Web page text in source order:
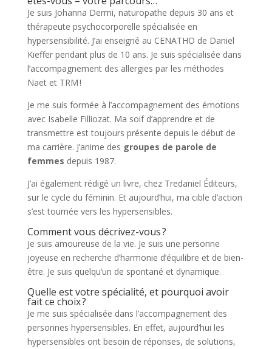
Je suis Johanna Dermi, naturopathe depuis 30 ans et
thérapeute psychocorporelle spécialisée en
hypersensibilité. J’ai enseigné au CENATHO de Daniel
Kieffer pendant plus de 10 ans. Je suis spécialisée dans
l’accompagnement des allergies par les méthodes
Naet et TRM !
Je me suis formée à l’accompagnement des émotions
avec Isabelle Filliozat. Ma soif d’apprendre et de
transmettre est toujours présente depuis le début de
ma carrière. J’anime des groupes de parole de
femmes depuis 1987.
J’ai également rédigé un livre, chez Tredaniel Éditeurs,
sur le cycle du féminin. Et aujourd’hui, ma cible d’action
s’est tournée vers les hypersensibles.
Comment vous décrivez-vous ?
Je suis amoureuse de la vie. Je suis une personne
joyeuse en recherche d’harmonie d’équilibre et de bien-
être. Je suis quelqu’un de spontané et dynamique.
Quelle est votre spécialité, et pourquoi avoir
fait ce choix ?
Je me suis spécialisée dans l’accompagnement des
personnes hypersensibles. En effet, aujourd’hui les
hypersensibles ont besoin de réponses, de solutions,